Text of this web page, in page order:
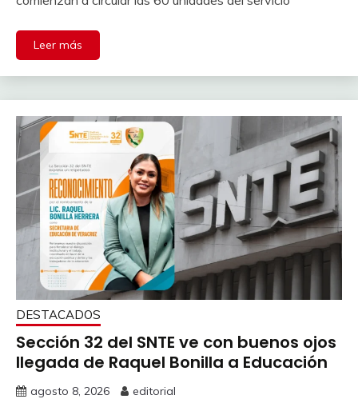
Leer más
DESTACADOS
Sección 32 del SNTE ve con buenos ojos
llegada de Raquel Bonilla a Educación
agosto 8, 2026 editorial